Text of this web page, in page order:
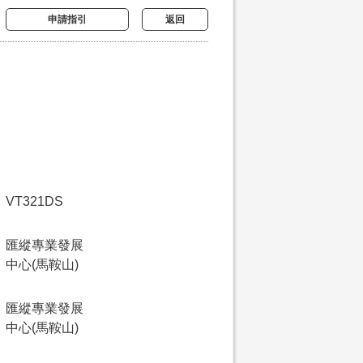
申請指引 返回
VT321DS
匯縱專業發展
中心(馬鞍山)
匯縱專業發展
中心(馬鞍山)